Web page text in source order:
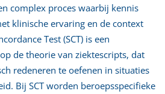
complex proces waarbij kennis
klinische ervaring en de context
Test (SCT) is een
de theorie van ziektescripts, dat
redeneren te oefenen in situaties
Bij SCT worden beroepsspecifieke